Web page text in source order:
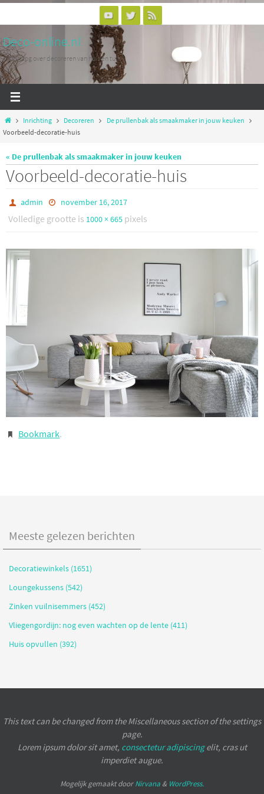
naar
de
inhoud
Deco-online.nl
Woonblog over decoreren van huis en tuin
HomeInrichting Decoreren
De prullenbak als smaakmaker in jouw keuken
Voorbeeld-decoratie-huis
« De prullenbak als smaakmaker in jouw keuken
Voorbeeld-decoratie-huis
admin november 16, 2017
Volledige grootte is 1000 × 665 pixels
Bookmark.
Meeste gelezen berichten
Decoratiewinkels (1651)
Loungekussens (542)
Zinken vuilnisemmers (452)
Vliegengordijn: nog even wachten op de lente (411)
Huis opvullen (392)
This text can be changed from the Miscellaneous section of the settings
page.
Lorem ipsumdolor sit amet, consectetur adipiscingelit, cras ut
imperdiet augue.
Mogelijk gemaakt doorNirvana & WordPress.